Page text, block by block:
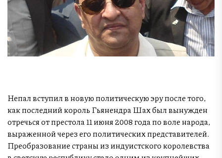
Непал вступил в новую политическую эру после того,
как последний король Гьянендра Шах был вынужден
отречься от престола 11 июня 2008 года по воле народа,
выраженной через его политических представителей.
Преобразование страны из индуистского королевства